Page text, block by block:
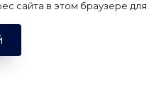
сайта в этом браузере